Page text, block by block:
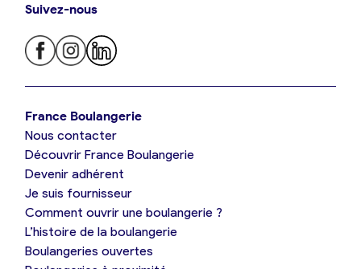
Je trouve ma boulangerie
Je suis boulanger
Je découvre France Boulangerie
Mes tarifs
Suivez-nous
France Boulangerie
Nous contacter
Découvrir France Boulangerie
Devenir adhérent
Je suis fournisseur
Comment ouvrir une boulangerie ?
L’histoire de la boulangerie
Boulangeries ouvertes